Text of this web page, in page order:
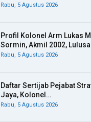
Rabu, 5 Agustus 2026
Profil Kolonel Arm Lukas
Sormin, Akmil 2002,
Rabu, 5 Agustus 2026
Daftar Sertijab Pejabat
Jaya, Kolonel…
Rabu, 5 Agustus 2026